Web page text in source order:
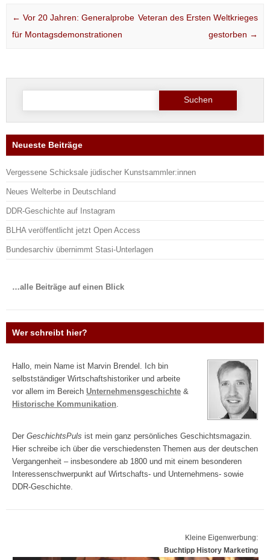
Post navigation
← Vor 20 Jahren: Generalprobe
für Montagsdemonstrationen
Veteran des Ersten Weltkrieges
gestorben →
Suche
Neueste Beiträge
Vergessene Schicksale jüdischer Kunstsammler:innen
Neues Welterbe in Deutschland
DDR-Geschichte auf Instagram
BLHA veröffentlicht jetzt Open Access
Bundesarchiv übernimmt Stasi-Unterlagen
…alle Beiträge auf einen Blick
Wer schreibt hier?
Hallo, mein Name ist Marvin Brendel. Ich bin
selbstständiger Wirtschaftshistoriker und arbeite
vor allem im Bereich Unternehmensgeschichte &
Historische Kommunikation
Der GeschichtsPuls ist mein ganz persönliches Geschichtsmagazin.
Hier schreibe ich über die verschiedensten Themen aus der deutschen
Vergangenheit – insbesondere ab 1800 und mit einem besonderen
Interessenschwerpunkt auf Wirtschafts- und Unternehmens- sowie
DDR-Geschichte.
Kleine Eigenwerbung:
Buchtipp History Marketing